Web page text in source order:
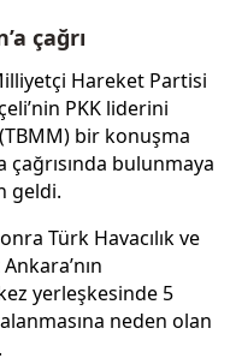
çağrı
Hareket Partisi
PKK liderini
bir konuşma
bulunmaya
geldi.
Türk Havacılık ve
yerleşkesinde 5
neden olan